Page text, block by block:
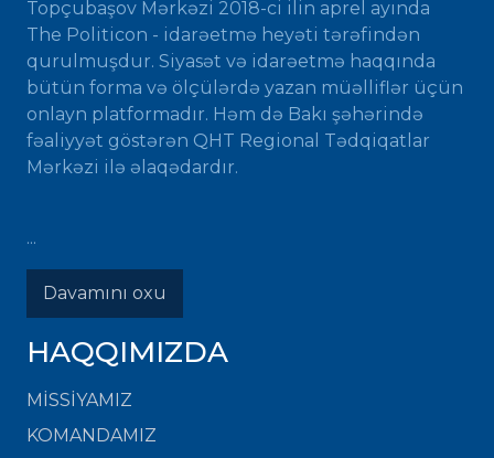
Topçubaşov Mərkəzi 2018-ci ilin aprel ayında
The Politicon - idarəetmə heyəti tərəfindən
qurulmuşdur. Siyasət və idarəetmə haqqında
bütün forma və ölçülərdə yazan müəlliflər üçün
onlayn platformadır. Həm də Bakı şəhərində
fəaliyyət göstərən QHT Regional Tədqiqatlar
Mərkəzi ilə əlaqədardır.
...
Davamını oxu
HAQQIMIZDA
MISSIYAMIZ
KOMANDAMIZ